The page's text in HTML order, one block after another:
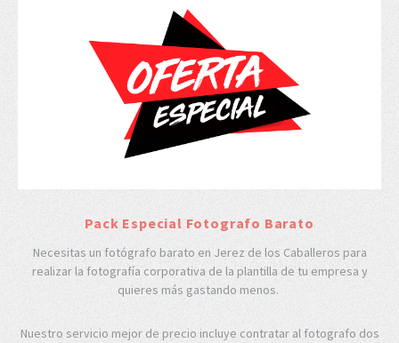
Pack Especial Fotografo Barato
Necesitas un fotógrafo barato en Jerez de los Caballeros para
realizar la fotografía corporativa de la plantilla de tu empresa y
quieres más gastando menos.
Nuestro servicio mejor de precio incluye contratar al fotografo dos